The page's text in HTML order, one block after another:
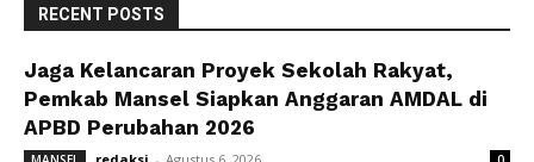
RECENT POSTS
Jaga Kelancaran Proyek Sekolah Rakyat,
Pemkab Mansel Siapkan Anggaran AMDAL di
APBD Perubahan 2026